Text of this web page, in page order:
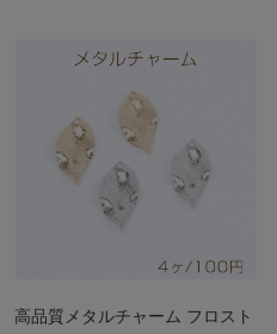
高品質メタルチャーム フロスト